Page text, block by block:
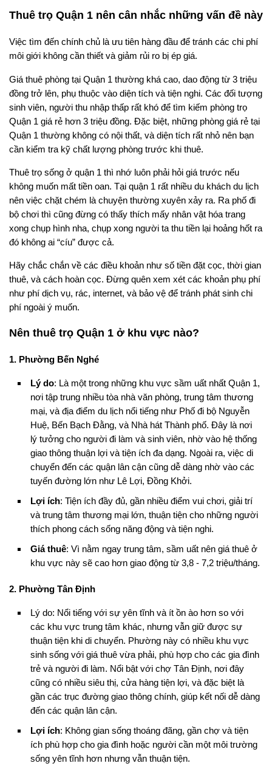
Thuê trọ Quận 1 nên cân nhắc những vấn đề này
Việc tìm đến chính chủ là ưu tiên hàng đầu để tránh các chi phí
môi giới không cần thiết và giảm rủi ro bị ép giá.
Giá thuê phòng tại Quận 1 thường khá cao, dao động từ 3 triệu
đồng trở lên, phụ thuộc vào diện tích và tiện nghi. Các đối tượng
sinh viên, người thu nhập thấp rất khó để tìm kiếm phòng trọ
Quận 1 giá rẻ hơn 3 triệu đồng. Đặc biệt, những phòng giá rẻ tại
Quận 1 thường không có nội thất, và diện tích rất nhỏ nên bạn
cần kiểm tra kỹ chất lượng phòng trước khi thuê.
Thuê trọ sống ở quận 1 thì nhớ luôn phải hỏi giá trước nếu
không muốn mất tiền oan. Tại quận 1 rất nhiều du khách du lịch
nên việc chặt chém là chuyện thường xuyên xảy ra. Ra phố đi
bộ chơi thì cũng đừng có thấy thích mấy nhân vật hóa trang
xong chụp hình nha, chụp xong người ta thu tiền lại hoảng hốt ra
đó không ai “cíu” được cả.
Hãy chắc chắn về các điều khoản như số tiền đặt cọc, thời gian
thuê, và cách hoàn cọc. Đừng quên xem xét các khoản phụ phí
như phí dịch vụ, rác, internet, và bảo vệ để tránh phát sinh chi
phí ngoài ý muốn.
Nên thuê trọ Quận 1 ở khu vực nào?
1. Phường Bến Nghé
Lý do: Là một trong những khu vực sầm uất nhất Quận 1,
nơi tập trung nhiều tòa nhà văn phòng, trung tâm thương
mại, và địa điểm du lịch nổi tiếng như Phố đi bộ Nguyễn
Huệ, Bến Bạch Đằng, và Nhà hát Thành phố. Đây là nơi
lý tưởng cho người đi làm và sinh viên, nhờ vào hệ thống
giao thông thuận lợi và tiện ích đa dạng. Ngoài ra, việc di
chuyển đến các quận lân cận cũng dễ dàng nhờ vào các
tuyến đường lớn như Lê Lợi, Đồng Khởi.
Lợi ích: Tiện ích đầy đủ, gần nhiều điểm vui chơi, giải trí
và trung tâm thương mại lớn, thuận tiện cho những người
thích phong cách sống năng động và tiện nghi.
Giá thuê: Vì nằm ngay trung tâm, sầm uất nên giá thuê ở
khu vực này sẽ cao hơn giao động từ 3,8 - 7,2 triệu/tháng.
2. Phường Tân Định
Lý do: Nổi tiếng với sự yên tĩnh và ít ồn ào hơn so với
các khu vực trung tâm khác, nhưng vẫn giữ được sự
thuận tiện khi di chuyển. Phường này có nhiều khu vực
sinh sống với giá thuê vừa phải, phù hợp cho các gia đình
trẻ và người đi làm. Nổi bật với chợ Tân Định, nơi đây
cũng có nhiều siêu thị, cửa hàng tiện lợi, và đặc biệt là
gần các trục đường giao thông chính, giúp kết nối dễ dàng
đến các quận lân cận.
Lợi ích: Không gian sống thoáng đãng, gần chợ và tiện
ích phù hợp cho gia đình hoặc người cần một môi trường
sống yên tĩnh hơn nhưng vẫn thuận tiện.